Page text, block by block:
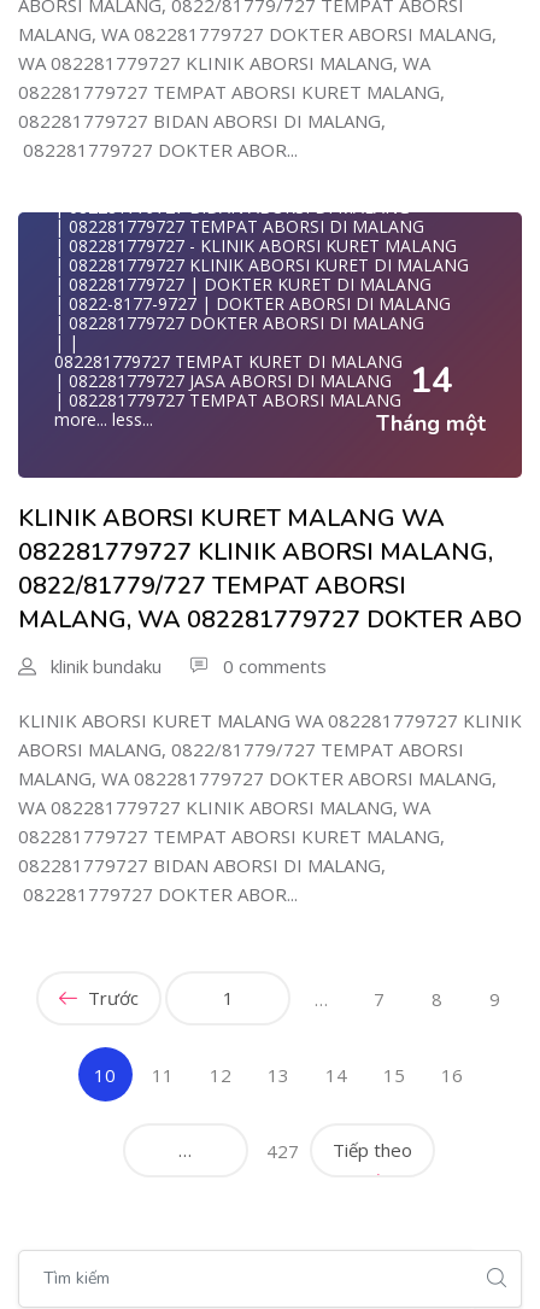
MALANG, WA 082281779727 DOKTER ABORSI MALANG,
WA 082281779727 KLINIK ABORSI MALANG, WA
082281779727 TEMPAT ABORSI KURET MALANG,
082281779727 BIDAN ABORSI DI MALANG,
082281779727 DOKTER ABOR...
| WA 082281779727 | | LOKASI ABORSI DI MALANG
| | ABORSI AMAN DI MALANG
082281
| WA 082281779727| | BIDAN PRAKTEK MALANG
| | TEMPAT ABORSI DI MALANG
| | 0822-8177-9727 KLINIK ABORSI DI MALANG
| 082281779727 TEMPAT ABORSI DI MALANG
| 082281779727 - KLINIK ABORSI KURET MALANG
| 082281779727 KLINIK ABORSI KURET DI MALANG
| 082281779727 | DOKTER KURET DI MALANG
| 0822-8177-9727 | DOKTER ABORSI DI MALANG
| 082281779727 DOKTER ABORSI DI MALANG
| |
082281779727 TEMPAT KURET DI MALANG
| 082281779727 JASA ABORSI DI MALANG
| 082281779727 TEMPAT ABORSI MALANG
more... less...
14
Tháng một
KLINIK ABORSI KURET MALANG WA
082281779727 KLINIK ABORSI MALANG,
0822/81779/727 TEMPAT ABORSI
MALANG, WA 082281779727 DOKTER ABO
klinik bundaku 0 comments
KLINIK ABORSI KURET MALANG WA 082281779727 KLINIK
ABORSI MALANG, 0822/81779/727 TEMPAT ABORSI
MALANG, WA 082281779727 DOKTER ABORSI MALANG,
WA 082281779727 KLINIK ABORSI MALANG, WA
082281779727 TEMPAT ABORSI KURET MALANG,
082281779727 BIDAN ABORSI DI MALANG,
082281779727 DOKTER ABOR...
Trước 1 … 7 8 9
10 (current)
11 12 13 14 15 16
… 427 Tiếp theo